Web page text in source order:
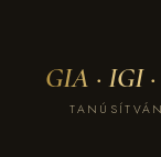
GIA · IGI